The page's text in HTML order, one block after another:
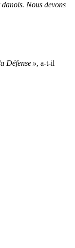
Nous devons
Défense », a-t-il